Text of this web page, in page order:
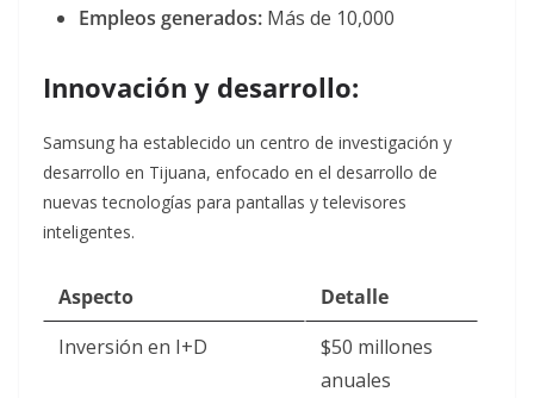
Empleos generados: Más de 10,000
Innovación y desarrollo:
Samsung ha establecido un centro de investigación y
desarrollo en Tijuana, enfocado en el desarrollo de
nuevas tecnologías para pantallas y televisores
inteligentes.
Aspecto
Detalle
Inversión en I+D
$50 millones
anuales